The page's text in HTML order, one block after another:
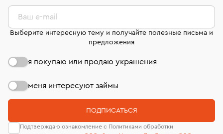
комиссионных украшений и часов смотрите на
странице«Возврат украшений»
лабораторий
Ваш e-mail
Выберите интересную тему и получайте полезные письма и
предложения
я покупаю или продаю украшения
меня интересуют займы
ПОДПИСАТЬСЯ
Подтверждаю ознакомление с Политиками обработки